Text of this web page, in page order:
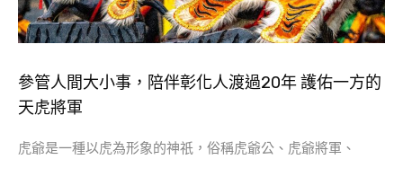
參管人間大小事，陪伴彰化人渡過20年 護佑一方的
天虎將軍
虎爺是一種以虎為形象的神祇，俗稱虎爺公、虎爺將軍、